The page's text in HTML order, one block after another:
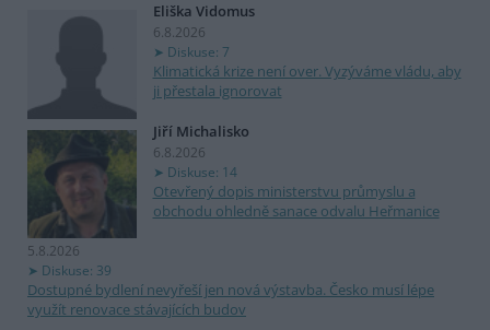
Eliška Vidomus
6.8.2026
Diskuse: 7
Klimatická krize není over. Vyzýváme vládu, aby
ji přestala ignorovat
Jiří Michalisko
6.8.2026
Diskuse: 14
Otevřený dopis ministerstvu průmyslu a
obchodu ohledně sanace odvalu Heřmanice
5.8.2026
Diskuse: 39
Dostupné bydlení nevyřeší jen nová výstavba. Česko musí lépe
využít renovace stávajících budov